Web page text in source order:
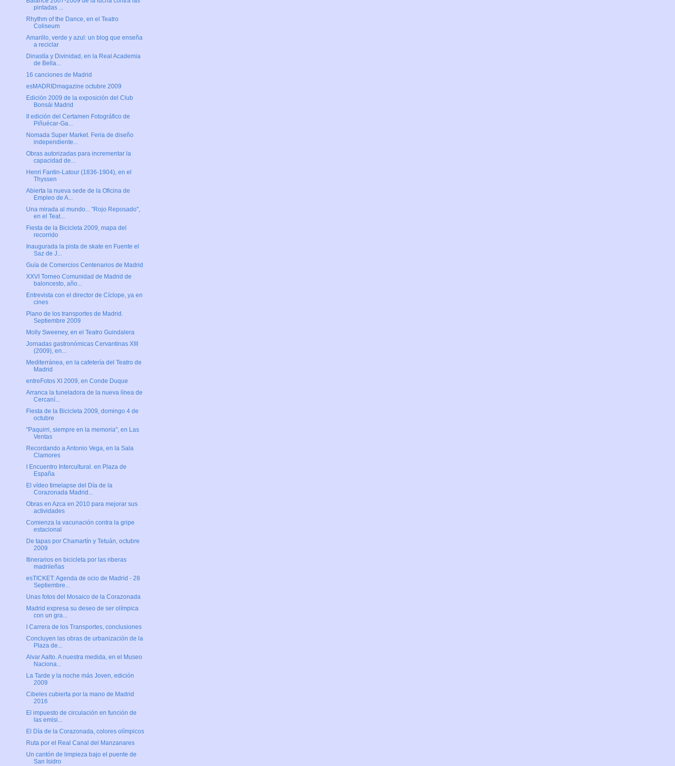
pintadas ...
Rhythm of the Dance, en el Teatro
Coliseum
Amarillo, verde y azul: un blog que enseña
a reciclar
Dinastía y Divinidad, en la Real Academia
de Bella...
16 canciones de Madrid
esMADRIDmagazine octubre 2009
Edición 2009 de la exposición del Club
Bonsái Madrid
II edición del Certamen Fotográfico de
Piñuécar-Ga...
Nomada Super Market. Feria de diseño
independiente...
Obras autorizadas para incrementar la
capacidad de...
Henri Fantin-Latour (1836-1904), en el
Thyssen
Abierta la nueva sede de la Oficina de
Empleo de A...
Una mirada al mundo... "Rojo Reposado",
en el Teat...
Fiesta de la Bicicleta 2009, mapa del
recorrido
Inaugurada la pista de skate en Fuente el
Saz de J...
Guía de Comercios Centenarios de Madrid
XXVI Torneo Comunidad de Madrid de
baloncesto, año...
Entrevista con el director de Cíclope, ya en
cines
Plano de los transportes de Madrid.
Septiembre 2009
Molly Sweeney, en el Teatro Guindalera
Jornadas gastronómicas Cervantinas XIII
(2009), en...
Mediterránea, en la cafetería del Teatro de
Madrid
entreFotos XI 2009, en Conde Duque
Arranca la tuneladora de la nueva línea de
Cercaní...
Fiesta de la Bicicleta 2009, domingo 4 de
octubre
"Paquirri, siempre en la memoria", en Las
Ventas
Recordando a Antonio Vega, en la Sala
Clamores
I Encuentro Intercultural. en Plaza de
España
El vídeo timelapse del Día de la
Corazonada Madrid...
Obras en Azca en 2010 para mejorar sus
actividades
Comienza la vacunación contra la gripe
estacional
De tapas por Chamartín y Tetuán, octubre
2009
Itinerarios en bicicleta por las riberas
madrileñas
esTICKET: Agenda de ocio de Madrid - 28
Septiembre...
Unas fotos del Mosaico de la Corazonada
Madrid expresa su deseo de ser olímpica
con un gra...
I Carrera de los Transportes, conclusiones
Concluyen las obras de urbanización de la
Plaza de...
Alvar Aalto. A nuestra medida, en el Museo
Naciona...
La Tarde y la noche más Joven, edición
2009
Cibeles cubierta por la mano de Madrid
2016
El impuesto de circulación en función de
las emisi...
El Día de la Corazonada, colores olímpicos
Ruta por el Real Canal del Manzanares
Un cantón de limpieza bajo el puente de
San Isidro